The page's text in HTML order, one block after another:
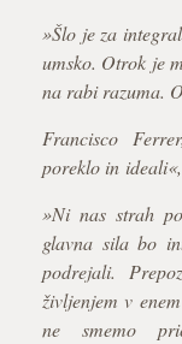
»Šlo je za
umsko. Otrok je
na rabi razuma.
Francisco
poreklo in
»Ni nas strah
glavna sila bo
podrejali.
življenjem v
ne smemo